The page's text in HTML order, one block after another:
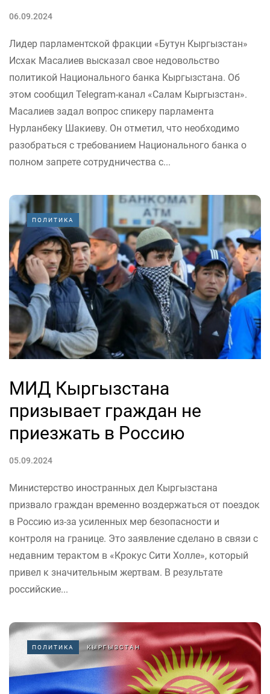
06.09.2024
Лидер парламентской фракции «Бутун Кыргызстан»
Исхак Масалиев высказал свое недовольство
политикой Национального банка Кыргызстана. Об
этом сообщил Telegram-канал «Салам Кыргызстан».
Масалиев задал вопрос спикеру парламента
Нурланбеку Шакиеву. Он отметил, что необходимо
разобраться с требованием Национального банка о
полном запрете сотрудничества с...
ПОЛИТИКА
МИД Кыргызстана
призывает граждан не
приезжать в Россию
05.09.2024
Министерство иностранных дел Кыргызстана
призвало граждан временно воздержаться от поездок
в Россию из-за усиленных мер безопасности и
контроля на границе. Это заявление сделано в связи с
недавним терактом в «Крокус Сити Холле», который
привел к значительным жертвам. В результате
российские...
ПОЛИТИКА КЫРГЫЗСТАН